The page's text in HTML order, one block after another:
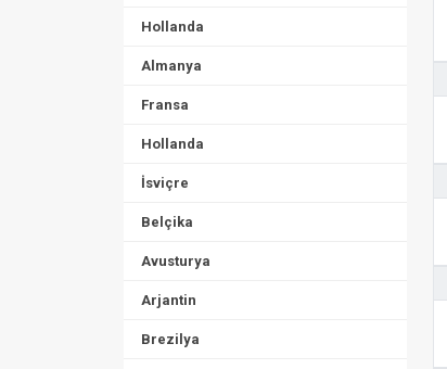
Hollanda
Almanya
Fransa
Hollanda
İsviçre
Belçika
Avusturya
Arjantin
Brezilya